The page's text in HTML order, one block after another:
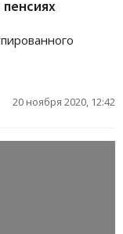
20 ноября 2020, 12:42